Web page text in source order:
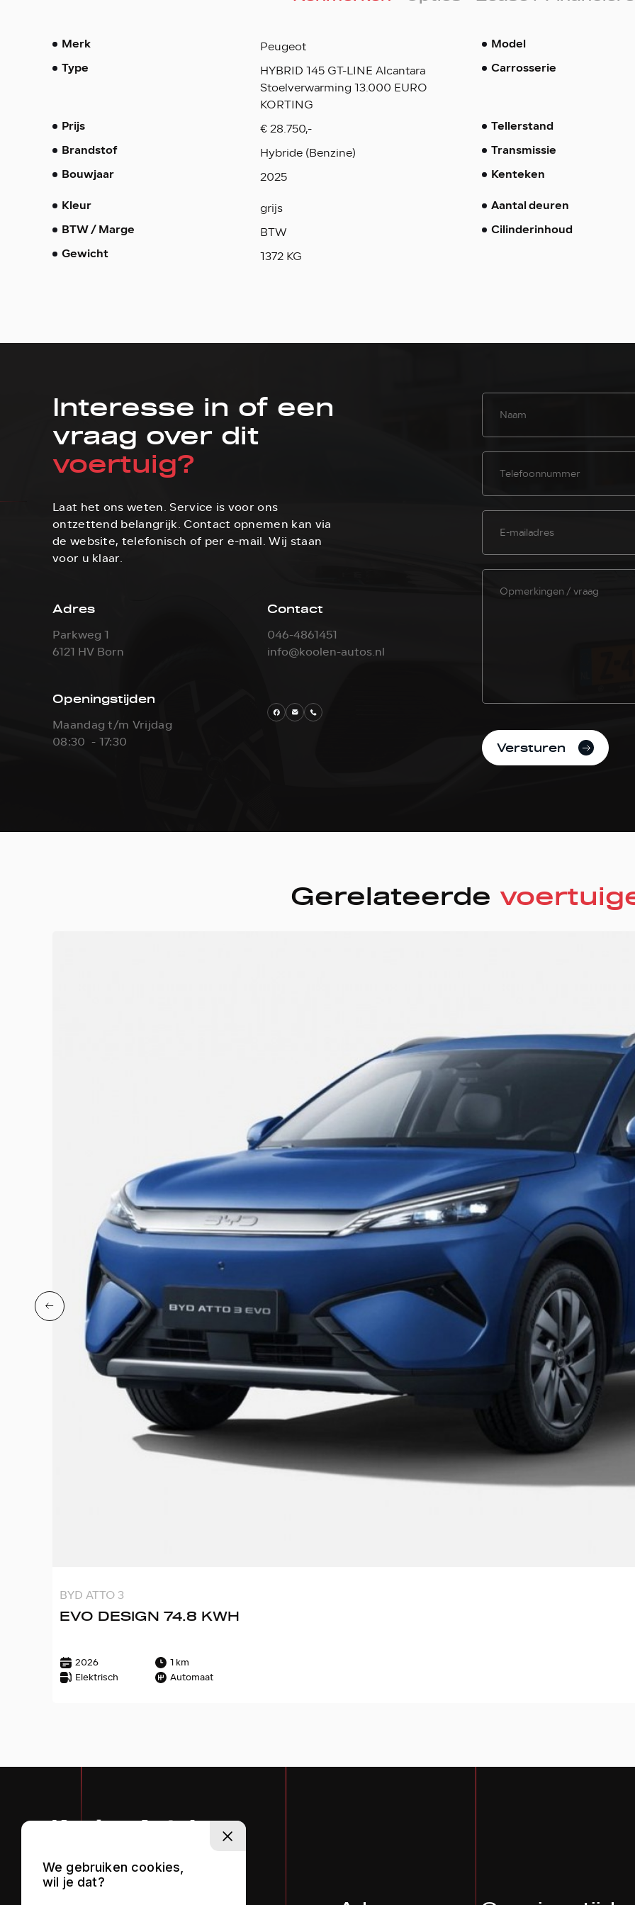
Merk Peugeot Model
Type
HYBRID 145 GT-LINE Alcantara
Stoelverwarming 13.000 EURO
KORTING
Carrosserie
Prijs € 28.750,- Tellerstand
Brandstof Hybride (Benzine) Transmissie
Bouwjaar 2025 Kenteken
Kleur grijs Aantal deuren
BTW / Marge BTW Cilinderinhoud
Gewicht 1372 KG
Interesse in of een
vraag over dit
voertuig?
Laat het ons weten. Service is voor ons
ontzettend belangrijk. Contact opnemen kan via
de website, telefonisch of per e-mail. Wij staan
voor u klaar.
Adres
Parkweg 1
6121 HV Born
Contact
046-4861451
info@koolen-autos.nl
Openingstijden
Maandag t/m Vrijdag
08:30 - 17:30
Versturen
Gerelateerde
BYD ATTO 3
EVO DESIGN 74.8 KWH
2026
1 km
Elektrisch
Automaat
We gebruiken cookies,
wil je dat?